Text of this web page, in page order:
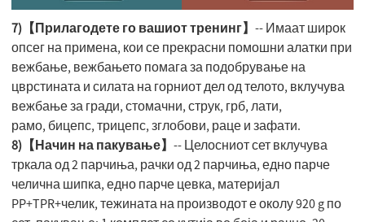
7)【Прилагодете го вашиот тренинг】-- Имаат широк
опсег на примена, кои се прекрасни помошни алатки при
вежбање, вежбањето помага за подобрување на
цврстината и силата на горниот дел од телото, вклучува
вежбање за гради, стомачни, струк, грб, лати,
рамо, бицепс, трицепс, зглобови, раце и зафати.
8)【Начин на пакување】-- Целосниот сет вклучува
тркала од 2 парчиња, рачки од 2 парчиња, едно парче
челична шипка, едно парче цевка, материјал
PP+TPR+челик, тежината на производот е околу 920 g по